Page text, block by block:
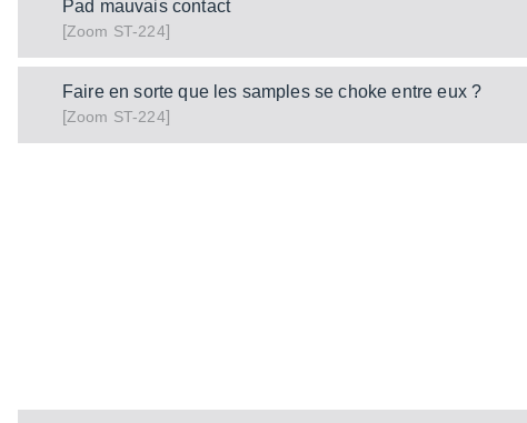
Pad mauvais contact
[Zoom ST-224]
Faire en sorte que les samples se choke entre eux ?
[Zoom ST-224]